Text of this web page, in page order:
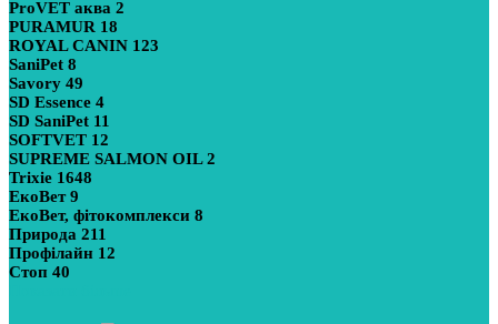
ProVET аква 2
PURAMUR 18
ROYAL CANIN 123
SaniPet 8
Savory 49
SD Essence 4
SD SaniPet 11
SOFTVET 12
SUPREME SALMON OIL2
Trixie 1648
ЕкоВет9
ЕкоВет, фітокомплекси 8
Природа 211
Профілайн 12
Стоп 40